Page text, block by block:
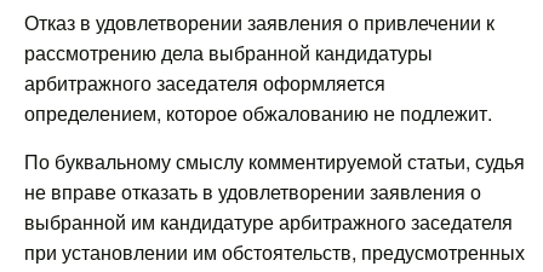
Отказ в удовлетворении заявления о привлечении к
рассмотрению дела выбранной кандидатуры
арбитражного заседателя оформляется
определением, которое обжалованию не подлежит.
По буквальному смыслу комментируемой статьи, судья
не вправе отказать в удовлетворении заявления о
выбранной им кандидатуре арбитражного заседателя
при установлении им обстоятельств, предусмотренных